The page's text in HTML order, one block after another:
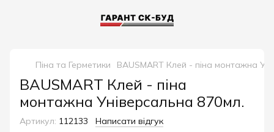
Піна та Герметики BAUSMART Клей - піна монтажна
BAUSMART Клей - піна
монтажна Універсальна 870мл.
Артикул: 112133 Написати відгук